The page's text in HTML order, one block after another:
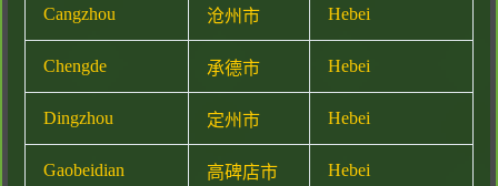
Cangzhou 沧州市 Hebei
Chengde 承德市 Hebei
Dingzhou 定州市 Hebei
Gaobeidian 高碑店市 Hebei